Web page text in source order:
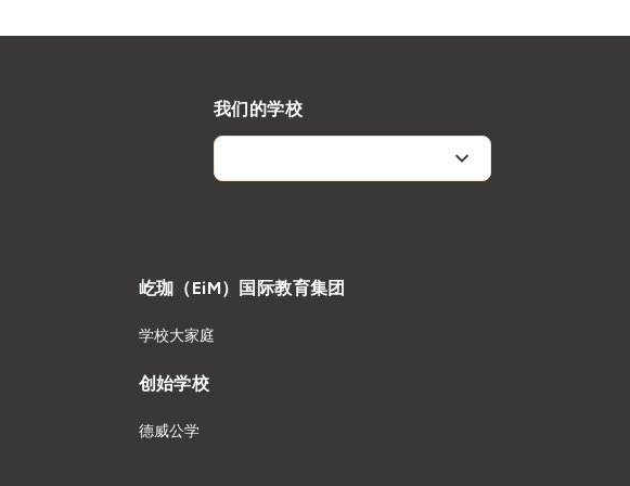
我们的学校
屹珈（EiM）国际教育集团
学校大家庭
创始学校
德威公学